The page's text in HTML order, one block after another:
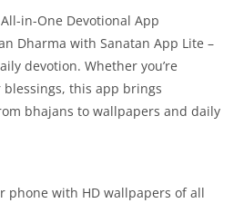
in-One Devotional App
Dharma with Sanatan App Lite –
devotion. Whether you’re
this app brings
bhajans to wallpapers and daily
phone with HD wallpapers of all